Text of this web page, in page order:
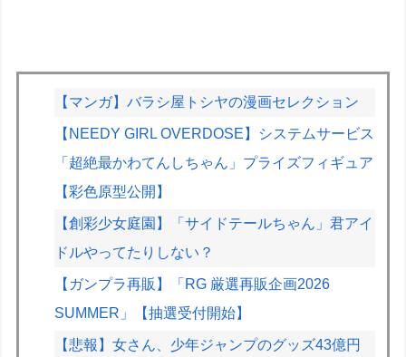
【マンガ】バラシ屋トシヤの漫画セレクション
【NEEDY GIRL OVERDOSE】システムサービス
「超絶最かわてんしちゃん」プライズフィギュア
【彩色原型公開】
【創彩少女庭園】「サイドテールちゃん」君アイ
ドルやってたりしない？
【ガンプラ再販】「RG 厳選再販企画2026
SUMMER」【抽選受付開始】
【悲報】女さん、少年ジャンプのグッズ43億円